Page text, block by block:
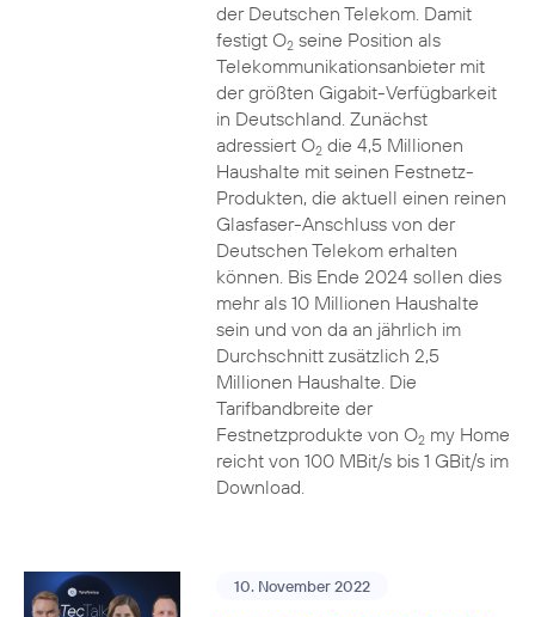
der Deutschen Telekom. Damit
festigt O2seine Position als
Telekommunikationsanbieter mit
der größten Gigabit-Verfügbarkeit
in Deutschland. Zunächst
adressiert O2die 4,5 Millionen
Haushalte mit seinen Festnetz-
Produkten, die aktuell einen reinen
Glasfaser-Anschluss von der
Deutschen Telekom erhalten
können. Bis Ende 2024 sollen dies
mehr als 10 Millionen Haushalte
sein und von da an jährlich im
Durchschnitt zusätzlich 2,5
Millionen Haushalte. Die
Tarifbandbreite der
Festnetzprodukte von O2my Home
reicht von 100 MBit/s bis 1 GBit/s im
Download.
10. November 2022